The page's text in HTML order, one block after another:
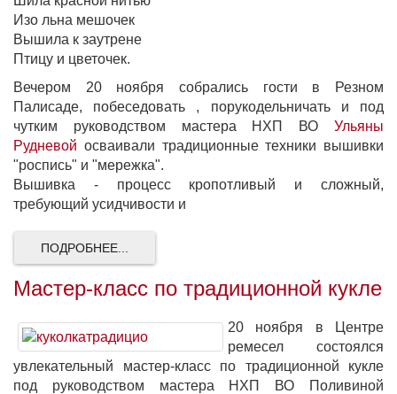
Изо льна мешочек
Вышила к заутрене
Птицу и цветочек.
Вечером 20 ноября собрались гости в Резном
Палисаде, побеседовать , порукодельничать и под
чутким руководством мастера НХП ВО Ульяны
Рудневой осваивали традиционные техники вышивки
"роспись" и "мережка".
Вышивка - процесс кропотливый и сложный,
требующий усидчивости и
ПОДРОБНЕЕ...
Мастер-класс по традиционной кукле
20 ноября в Центре
ремесел состоялся
увлекательный мастер-класс по традиционной кукле
под руководством мастера НХП ВО Поливиной